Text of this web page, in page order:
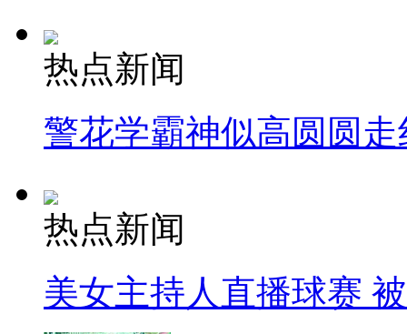
热点新闻
警花学霸神似高圆圆走
热点新闻
美女主持人直播球赛